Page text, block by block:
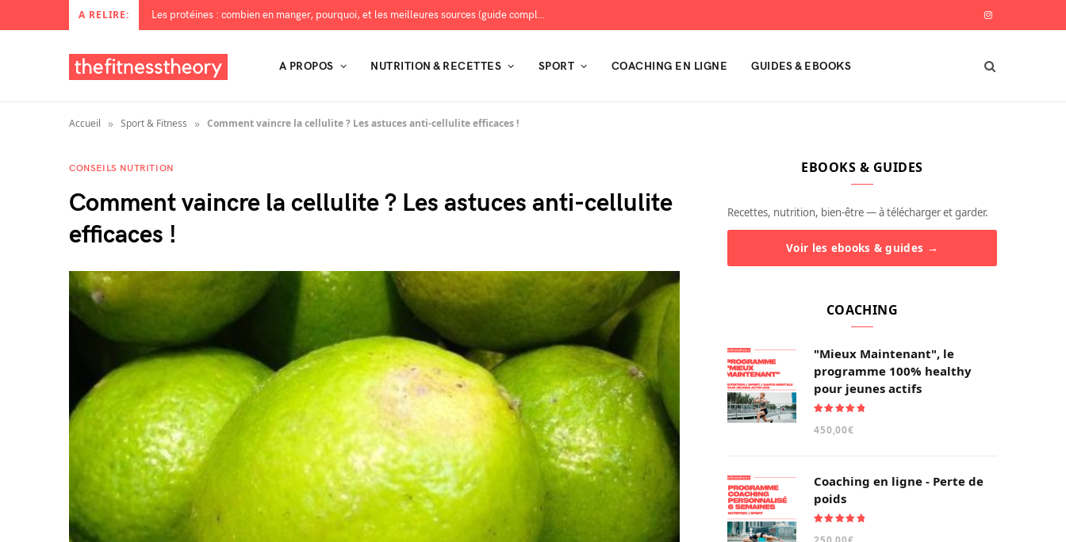
A RELIRE: Les protéines : combien en manger, pourquoi, et les meilleures sources (guide complet) I
s
A PROPOS NUTRITION & RECETTES SPORT COACHING EN LIGNE GUIDES & EBOOKS
Accueil » Sport & Fitness » Comment vaincre la cellulite ? Les astuces anti-cellulite efficaces !
CONSEILS NUTRITION
Comment vaincre la cellulite ? Les astuces anti-cellulite
efficaces !
EBOOKS & GUIDES
Recettes, nutrition, bien-être — à télécharger et garder.
Voir les ebooks & guides →
COACHING
"Mieux Maintenant", le
programme 100% healthy
pour jeunes actifs
sur 5
450,00€
Coaching en ligne - Perte de
poids
sur 5